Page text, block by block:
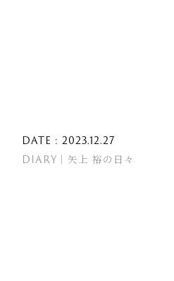
DATE : 2023.12.27
DIARY｜矢上 裕の日々